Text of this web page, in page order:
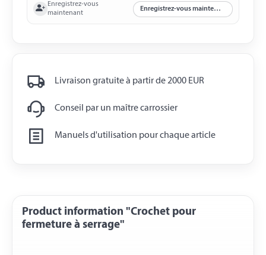
Enregistrez-vous
maintenant
Enregistrez-vous maintenant
Livraison gratuite à partir de 2000 EUR
Conseil par un maître carrossier
Manuels d'utilisation pour chaque article
Product information "Crochet pour
fermeture à serrage"